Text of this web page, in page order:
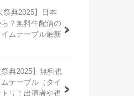
祭典2025】日本
？無料生配信の
ムテーブル最新
祭典2025】無料視
テーブル（タイ
リ！出演者や視